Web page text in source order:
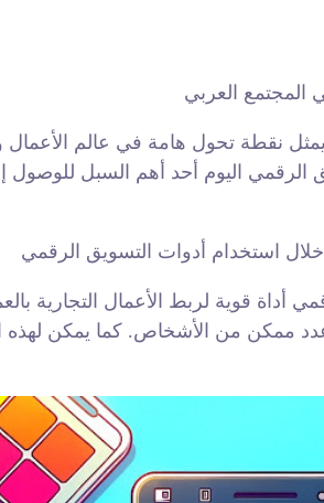
نقطة تحول هامة في عالم الأعمال
الرقمي اليوم أحد أهم السبل
أداة قوية لربط الأعمال التجارية
عدد ممكن من الأشخاص. كما يمكن لهذه